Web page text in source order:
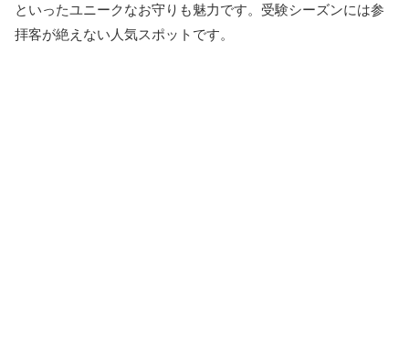
といったユニークなお守りも魅力です。受験シーズンには参
拝客が絶えない人気スポットです。